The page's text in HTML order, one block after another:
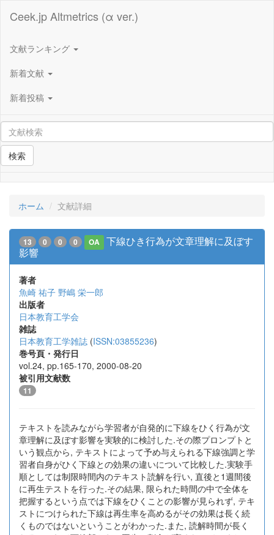
Ceek.jp Altmetrics (α ver.)
文献ランキング
新着文献
新着投稿
検索
ホーム 文献詳細
13 0 0 0 OA
下線ひき行為が文章理解に及ぼす
影響
著者
魚崎 祐子 野嶋 栄一郎
出版者
日本教育工学会
雑誌
日本教育工学雑誌 (ISSN:03855236)
巻号頁・発行日
vol.24, pp.165-170, 2000-08-20
被引用文献数
11
テキストを読みながら学習者が自発的に下線をひく行為が文
章理解に及ぼす影響を実験的に検討した.その際プロンプトと
いう観点から, テキストによって予め与えられる下線強調と学
習者自身がひく下線との効果の違いについて比較した.実験手
順としては制限時間内のテキスト読解を行い, 直後と1週間後
に再生テストを行った.その結果, 限られた時間の中で全体を
把握するという点では下線をひくことの影響が見られず, テキ
ストにつけられた下線は再生率を高めるがその効果は長く続
くものではないということがわかった.また, 読解時間が長く